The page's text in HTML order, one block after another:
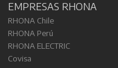
EMPRESAS RHONA
RHONA Chile
RHONA Perú
RHONA ELECTRIC
Covisa